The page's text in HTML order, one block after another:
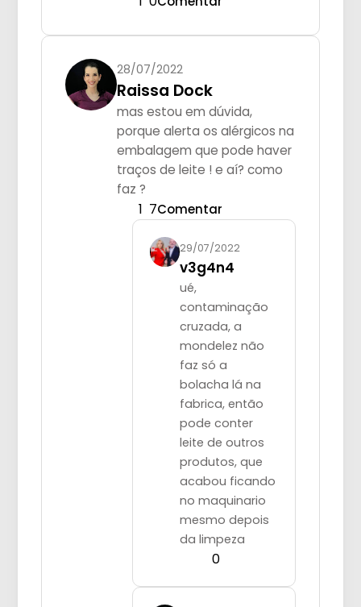
28/07/2022
Raissa Dock
mas estou em dúvida,
porque alerta os alérgicos na
embalagem que pode haver
traços de leite ! e aí? como
faz ?
1 7Comentar
29/07/2022
v3g4n4
ué,
contaminação
cruzada, a
mondelez não
faz só a
bolacha lá na
fabrica, então
pode conter
leite de outros
produtos, que
acabou ficando
no maquinario
mesmo depois
da limpeza
0